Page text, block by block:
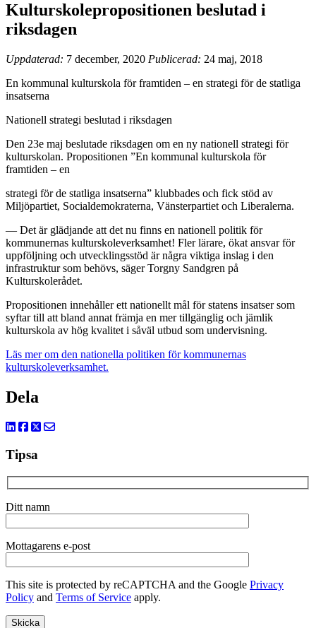
Kulturskolepropositionen beslutad i
riksdagen
Uppdaterad: 7 december, 2020 Publicerad: 24 maj, 2018
En kommunal kulturskola för framtiden – en strategi för de statliga
insatserna
Nationell strategi beslutad i riksdagen
Den 23e maj beslutade riksdagen om en ny nationell strategi för
kulturskolan. Propositionen ”En kommunal kulturskola för
framtiden – en
strategi för de statliga insatserna” klubbades och fick stöd av
Miljöpartiet, Socialdemokraterna, Vänsterpartiet och Liberalerna.
— Det är glädjande att det nu finns en nationell politik för
kommunernas kulturskoleverksamhet! Fler lärare, ökat ansvar för
uppföljning och utvecklingsstöd är några viktiga inslag i den
infrastruktur som behövs, säger Torgny Sandgren på
Kulturskolerådet.
Propositionen innehåller ett nationellt mål för statens insatser som
syftar till att bland annat främja en mer tillgänglig och jämlik
kulturskola av hög kvalitet i såväl utbud som undervisning.
Läs mer om den nationella politiken för kommunernas
kulturskoleverksamhet.
Dela
Tipsa
Ditt namn
Mottagarens e-post
This site is protected by reCAPTCHA and the Google Privacy
Policy and Terms of Service apply.